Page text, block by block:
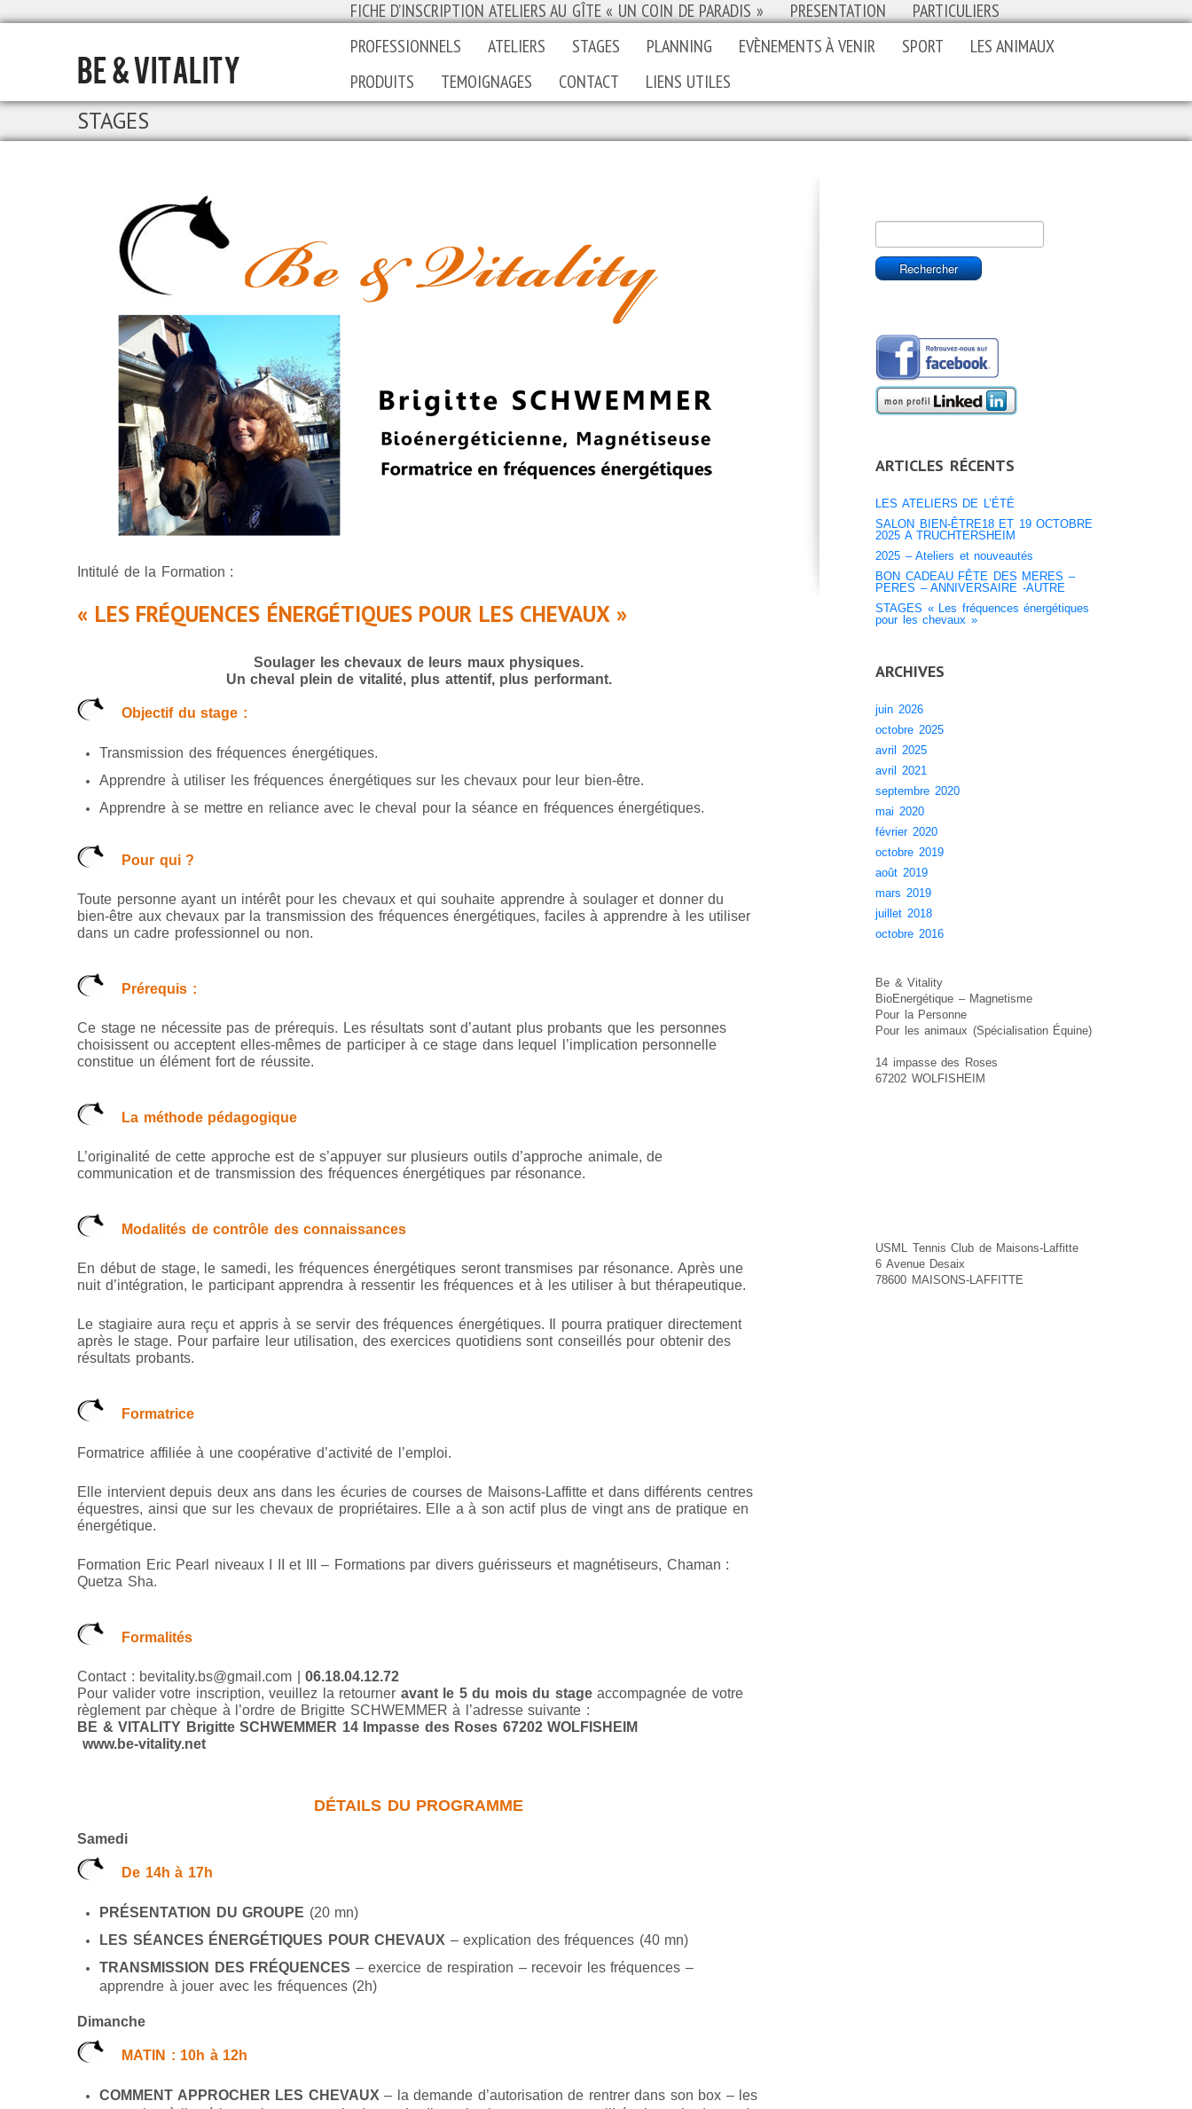
BE & VITALITY
FICHE D’INSCRIPTION ATELIERS AU GÎTE « UN COIN DE PARADIS » PRESENTATION
PARTICULIERS
PROFESSIONNELS
ATELIERS STAGES PLANNING EVÈNEMENTS À VENIR SPORT
LES ANIMAUX
PRODUITS
TEMOIGNAGES CONTACT LIENS UTILES
STAGES
Intitulé de la Formation :
« LES FRÉQUENCES ÉNERGÉTIQUES POUR LES CHEVAUX »
Soulager les chevaux de leurs maux physiques.
Un cheval plein de vitalité, plus attentif, plus performant.
Objectif du stage :
Transmission des fréquences énergétiques.
Apprendre à utiliser les fréquences énergétiques sur les chevaux pour leur bien-être.
Apprendre à se mettre en reliance avec le cheval pour la séance en fréquences énergétiques.
Pour qui ?
Toute personne ayant un intérêt pour les chevaux et qui souhaite apprendre à soulager et donner du
bien-être aux chevaux par la transmission des fréquences énergétiques, faciles à apprendre à les utiliser
dans un cadre professionnel ou non.
Prérequis :
Ce stage ne nécessite pas de prérequis. Les résultats sont d’autant plus probants que les personnes
choisissent ou acceptent elles-mêmes de participer à ce stage dans lequel l’implication personnelle
constitue un élément fort de réussite.
La méthode pédagogique
L’originalité de cette approche est de s’appuyer sur plusieurs outils d’approche animale, de
communication et de transmission des fréquences énergétiques par résonance.
Modalités de contrôle des connaissances
En début de stage, le samedi, les fréquences énergétiques seront transmises par résonance. Après une
nuit d’intégration, le participant apprendra à ressentir les fréquences et à les utiliser à but thérapeutique.
Le stagiaire aura reçu et appris à se servir des fréquences énergétiques. Il pourra pratiquer directement
après le stage. Pour parfaire leur utilisation, des exercices quotidiens sont conseillés pour obtenir des
résultats probants.
Formatrice
Formatrice affiliée à une coopérative d’activité de l’emploi.
Elle intervient depuis deux ans dans les écuries de courses de Maisons-Laffitte et dans différents centres
équestres, ainsi que sur les chevaux de propriétaires. Elle a à son actif plus de vingt ans de pratique en
énergétique.
Formation Eric Pearl niveaux I II et III – Formations par divers guérisseurs et magnétiseurs, Chaman :
Quetza Sha.
Formalités
Contact : bevitality.bs@gmail.com | 06.18.04.12.72
Pour valider votre inscription, veuillez la retourner avant le 5 du mois du stageaccompagnée de votre
règlement par chèque à l’ordre de Brigitte SCHWEMMER à l’adresse suivante :
BE & VITALITY Brigitte SCHWEMMER 14 Impasse des Roses 67202 WOLFISHEIM
www.be-vitality.net
DÉTAILS DU PROGRAMME
Samedi
De 14h à 17h
PRÉSENTATION DU GROUPE (20 mn)
LES SÉANCES ÉNERGÉTIQUES POUR CHEVAUX – explication des fréquences (40 mn)
TRANSMISSION DES FRÉQUENCES – exercice de respiration – recevoir les fréquences –
apprendre à jouer avec les fréquences (2h)
Dimanche
MATIN : 10h à 12h
COMMENT APPROCHER LES CHEVAUX – la demande d’autorisation de rentrer dans son box – les
ARTICLES RÉCENTS
LES ATELIERS DE L’ÉTÉ
SALON BIEN-ÊTRE18 ET 19 OCTOBRE
2025 A TRUCHTERSHEIM
2025 – Ateliers et nouveautés
BON CADEAU FÊTE DES MERES –
PERES – ANNIVERSAIRE -AUTRE
STAGES « Les fréquences énergétiques
pour les chevaux »
ARCHIVES
juin 2026
octobre 2025
avril 2025
avril 2021
septembre 2020
mai 2020
février 2020
octobre 2019
août 2019
mars 2019
juillet 2018
octobre 2016
Be & Vitality
BioEnergétique – Magnetisme
Pour la Personne
Pour les animaux (Spécialisation Équine)
14 impasse des Roses
67202 WOLFISHEIM
USML Tennis Club de Maisons-Laffitte
6 Avenue Desaix
78600 MAISONS-LAFFITTE